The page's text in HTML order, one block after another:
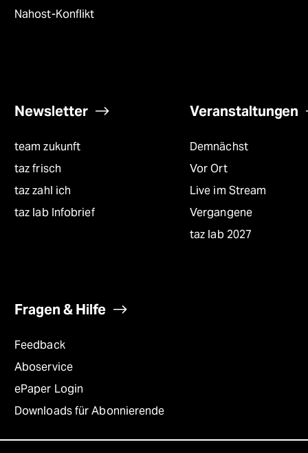
Nahost-Konflikt
Newsletter
team zukunft
taz frisch
taz zahl ich
taz lab Infobrief
Veranstaltungen
Demnächst
Vor Ort
Live im Stream
Vergangene
taz lab 2027
Fragen & Hilfe
Feedback
Aboservice
ePaper Login
Downloads für Abonnierende